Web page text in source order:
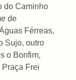
do Caminho
de
Férreas,
Sujo, outro
o Bonfim,
Frei